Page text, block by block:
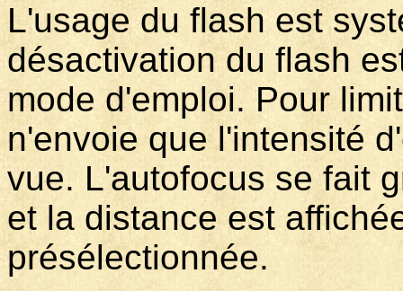
L'usage du flash est
désactivation du flash
mode d'emploi. Pour
n'envoie que l'intensité
vue. L'autofocus se fait
et la distance est
présélectionnée.